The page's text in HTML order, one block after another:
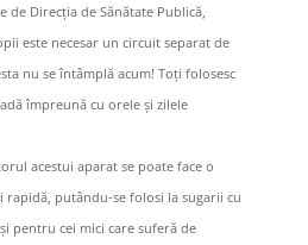
Direcția de Sănătate Publică,
este necesar un circuit separat de
nu se întâmplă acum! Toți folosesc
împreună cu orele și zilele
acestui aparat se poate face o
rapidă, putându-se folosi la sugarii cu
pentru cei mici care suferă de